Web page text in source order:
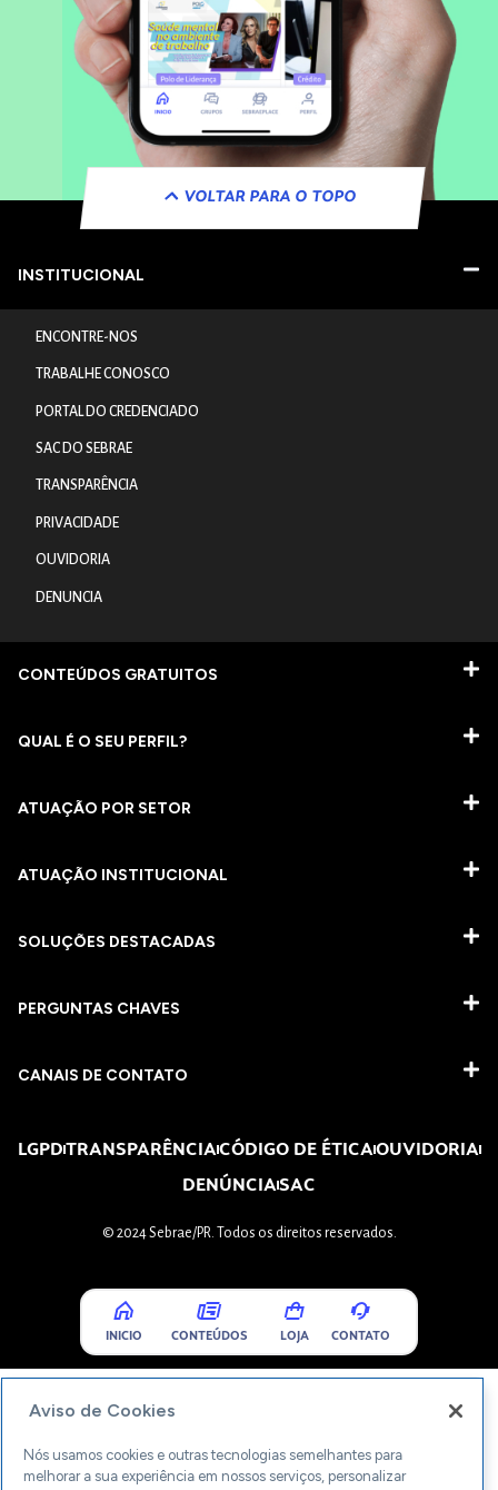
VOLTAR PARA O TOPO
INSTITUCIONAL
ENCONTRE-NOS
TRABALHE CONOSCO
PORTAL DO CREDENCIADO
SAC DO SEBRAE
TRANSPARÊNCIA
PRIVACIDADE
OUVIDORIA
DENUNCIA
CONTEÚDOS GRATUITOS
QUAL É O SEU PERFIL?
ATUAÇÃO POR SETOR
ATUAÇÃO INSTITUCIONAL
SOLUÇÕES DESTACADAS
PERGUNTAS CHAVES​
CANAIS DE CONTATO
LGPDTRANSPARÊNCIACÓDIGO DE ÉTICAOUVIDORIA
DENÚNCIASAC
© 2024 Sebrae/PR. Todos os direitos reservados.
INICIO CONTEÚDOS LOJA CONTATO
Aviso de Cookies
Nós usamos cookies e outras tecnologias semelhantes para
melhorar a sua experiência em nossos serviços, personalizar